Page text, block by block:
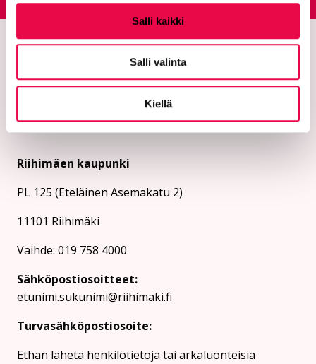
Salli kaikki
Salli valinta
Kiellä
Riihimäen kaupunki
PL 125 (Eteläinen Asemakatu 2)
11101 Riihimäki
Vaihde: 019 758 4000
Sähköpostiosoitteet:
etunimi.sukunimi@riihimaki.fi
Turvasähköpostiosoite:
Ethän lähetä henkilötietoja tai arkaluonteisia